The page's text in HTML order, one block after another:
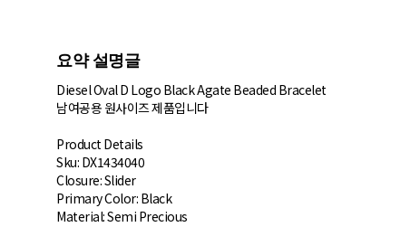
요약 설명글
Diesel Oval D Logo Black Agate Beaded Bracelet
남여공용 원사이즈 제품입니다
Product Details
Sku: DX1434040
Closure: Slider
Primary Color: Black
Material: Semi Precious